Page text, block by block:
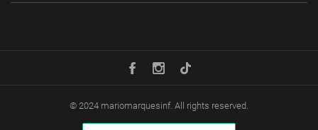
© 2024 mariomarquesinf. All rights reserved.